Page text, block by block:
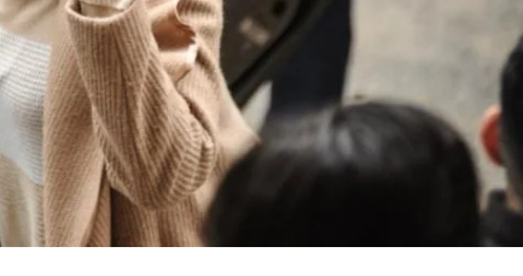
MENDOZA
Paso Cristo
Redentor:
despejaron la
6 AGOSTO, 2026
MENDOZA
el